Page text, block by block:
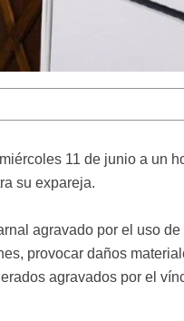
11 de junio a un
su expareja.
agravado por el uso de
provocar daños
agravados por el